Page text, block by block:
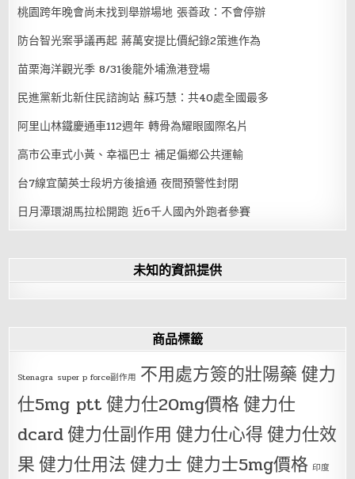
桃園跨年晚會尚未找到舉辦場地 張善政：不會停辦
防台智光案爭議再起 蔣萬安提比價紀錄2策進作為
苗栗海洋觀光季 8/31後龍外埔漁港登場
民進黨新北新住民諮詢站 蘇巧慧：共40處全國最多
阿里山林鐵慶通車112週年 轉骨為耀眼國際名片
高市公車式小黃、幸福巴士 補足偏鄉公共運輸
台7線宜蘭英士段坍方後搶通 夜間預警性封閉
日月潭環湖馬拉松開跑 近6千人國內外跑者參賽
未知的資訊提供
商品標籤
Stenagra super p force副作用 不用處方簽的壯陽藥健力
仕5mg ptt健力仕20mg價格健力仕
dcard健力仕副作用 健力仕心得健力仕效
果健力仕用法健力士健力士5mg價格 印度